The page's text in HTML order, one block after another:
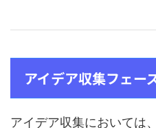
アイデア収集フェー
アイデア収集においては